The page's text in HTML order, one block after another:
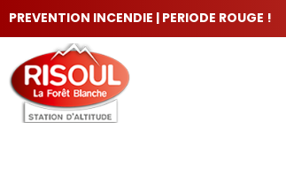
PREVENTION INCENDIE | PERIODE ROUGE !